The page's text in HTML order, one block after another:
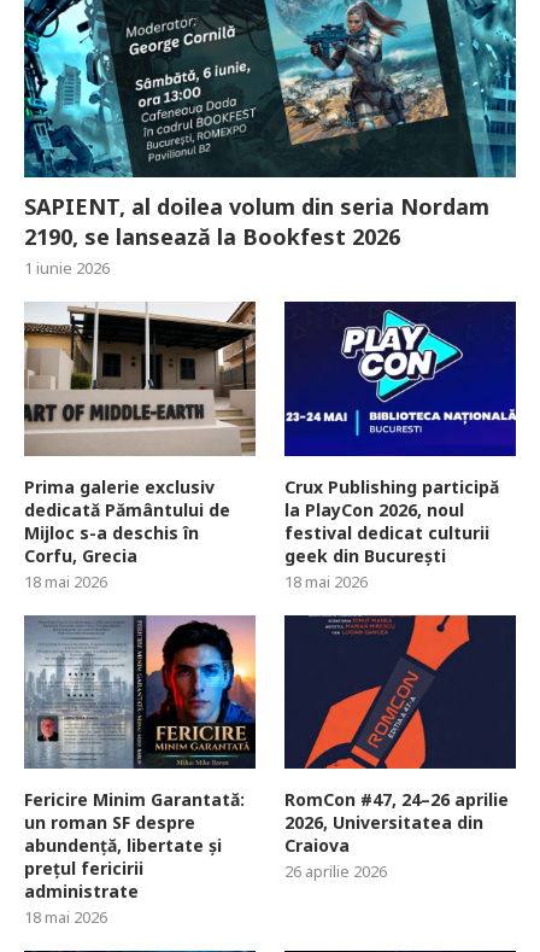
SAPIENT, al doilea volum din seria Nordam
2190, se lansează la Bookfest 2026
1 iunie 2026
Prima galerie exclusiv
dedicată Pământului de
Mijloc s-a deschis în
Corfu, Grecia
18 mai 2026
Crux Publishing participă
la PlayCon 2026, noul
festival dedicat culturii
geek din București
18 mai 2026
Fericire Minim Garantată:
un roman SF despre
abundență, libertate și
prețul fericirii
administrate
18 mai 2026
RomCon #47, 24–26 aprilie
2026, Universitatea din
Craiova
26 aprilie 2026